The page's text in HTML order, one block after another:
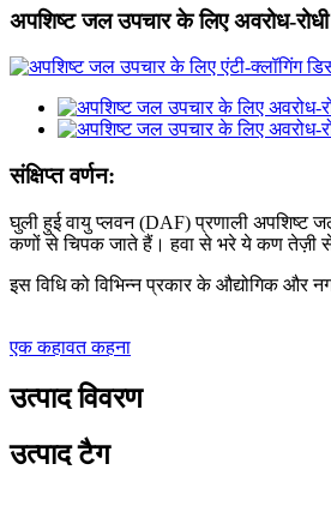
अपशिष्ट जल उपचार के लिए अवरोध-
संक्षिप्त वर्णन:
घुली हुई वायु प्लवन (DAF) प्रणाली अपशिष्ट
कणों से चिपक जाते हैं। हवा से भरे ये कण तेज़ी
इस विधि को विभिन्न प्रकार के औद्योगिक और
एक कहावत कहना
उत्पाद विवरण
उत्पाद टैग